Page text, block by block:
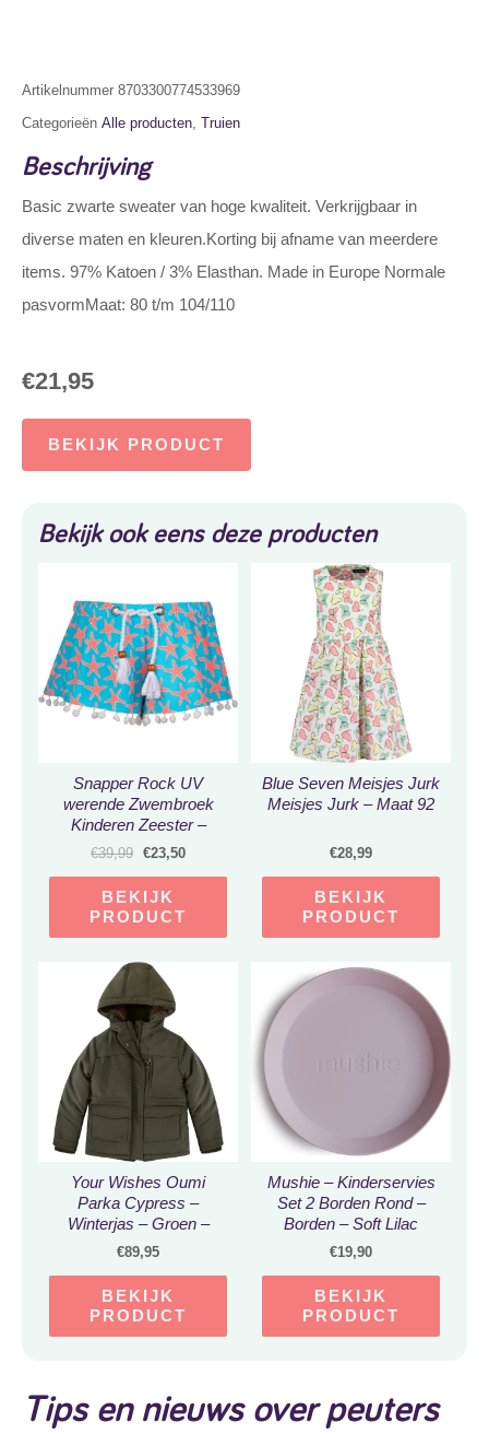
Artikelnummer 8703300774533969
Categorieën Alle producten, Truien
Beschrijving
Basic zwarte sweater van hoge kwaliteit. Verkrijgbaar in
diverse maten en kleuren.Korting bij afname van meerdere
items. 97% Katoen / 3% Elasthan. Made in Europe Normale
pasvormMaat: 80 t/m 104/110
€21,95
BEKIJK PRODUCT
Bekijk ook eens deze producten
Snapper Rock UV
werende Zwembroek
Kinderen Zeester –
Blauw – Maat 86-92
€39,99 €23,50
BEKIJK
PRODUCT
Blue Seven Meisjes Jurk
Meisjes Jurk – Maat 92
€28,99
BEKIJK
PRODUCT
Your Wishes Oumi
Parka Cypress –
Winterjas – Groen –
Jongens & Meisjes –
€89,95
BEKIJK
PRODUCT
Mushie – Kinderservies
Set 2 Borden Rond –
Borden – Soft Lilac
€19,90
BEKIJK
PRODUCT
Tips en nieuws over peuters